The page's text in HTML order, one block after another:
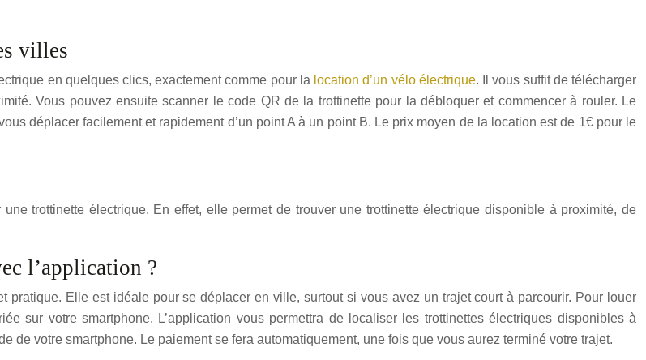
villes
en quelques clics, exactement comme pour la location d’un vélo électrique. Il vous suffit de télécharger
Vous pouvez ensuite scanner le code QR de la trottinette pour la débloquer et commencer à rouler. Le
déplacer facilement et rapidement d’un point A à un point B. Le prix moyen de la location est de 1€ pour le
trottinette électrique. En effet, elle permet de trouver une trottinette électrique disponible à proximité, de
l’application ?
Elle est idéale pour se déplacer en ville, surtout si vous avez un trajet court à parcourir. Pour louer
sur votre smartphone. L’application vous permettra de localiser les trottinettes électriques disponibles à
de votre smartphone. Le paiement se fera automatiquement, une fois que vous aurez terminé votre trajet.